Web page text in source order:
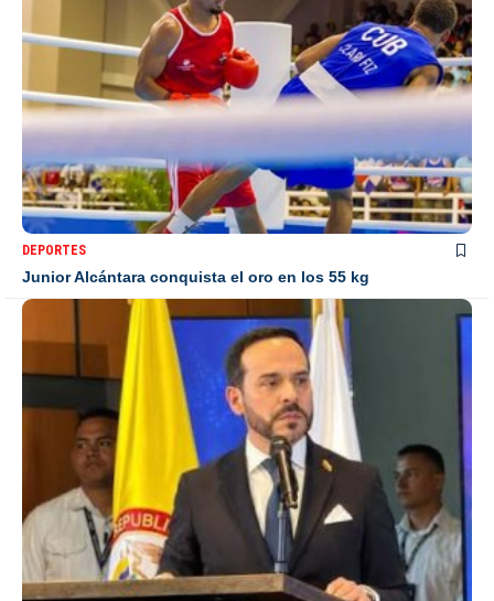
DEPORTES
Junior Alcántara conquista el oro en los 55 kg